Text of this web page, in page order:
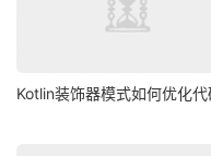
Kotlin装饰器模式如何优化代